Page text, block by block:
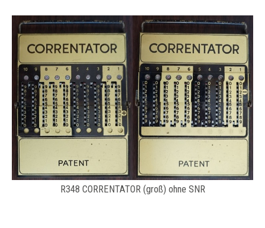
R348 CORRENTATOR (groß) ohne SNR